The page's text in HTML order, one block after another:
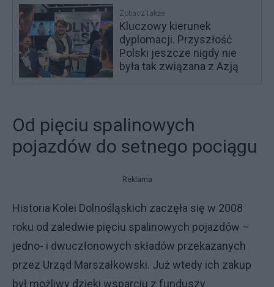
Zobacz także
Kluczowy kierunek
dyplomacji. Przyszłość
Polski jeszcze nigdy nie
była tak związana z Azją
Od pięciu spalinowych
pojazdów do setnego pociągu
Reklama
Historia Kolei Dolnośląskich zaczęła się w 2008
roku od zaledwie pięciu spalinowych pojazdów –
jedno- i dwuczłonowych składów przekazanych
przez Urząd Marszałkowski. Już wtedy ich zakup
był możliwy dzięki wsparciu z funduszy